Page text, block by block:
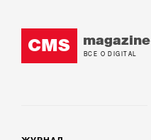
CMS magazine
ВСЕ О DIGITAL